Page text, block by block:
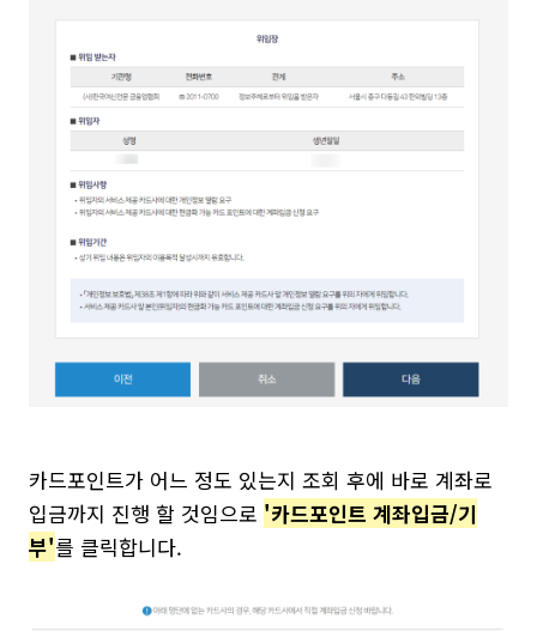
카드포인트가 어느 정도 있는지 조회 후에 바로 계좌로
입금까지 진행 할 것임으로 '카드포인트 계좌입금/기
부'를 클릭합니다.